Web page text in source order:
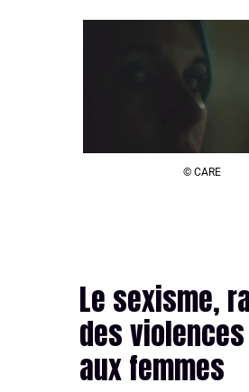
© CARE
Le sexisme,
des
aux femmes